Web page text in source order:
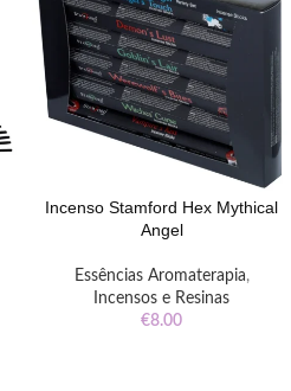
Incenso Stamford Hex Mythical
Angel
Essências Aromaterapia,
Incensos e Resinas
€8.00